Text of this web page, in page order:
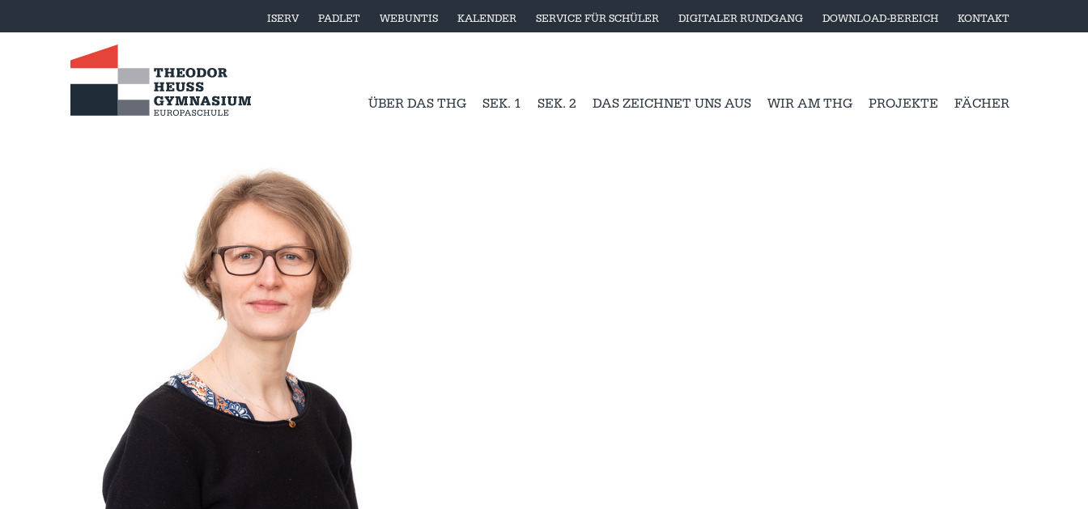
ISERV PADLET WEBUNTIS KALENDER SERVICE FÜR SCHÜLER DIGITALER RUNDGANG DOWNLOAD-BEREICH KONTAKT
ÜBER DAS THG SEK. 1 SEK. 2 DAS ZEICHNET UNS AUS WIR AM THG PROJEKTE FÄCHER